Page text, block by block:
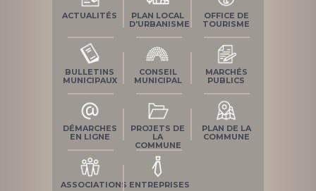
ACTUALITÉS
PLAN LOCAL
D'URBANISME
OFFICE DE
TOURISME
BULLETINS
MUNICIPAUX
CONSEIL
MUNICIPAL
MARCHÉS
PUBLICS
DÉMARCHES
EN LIGNE
PROJETS DE
LA
COMMUNE
PLAN DE LA
COMMUNE
ASSOCIATIONS ENTREPRISES